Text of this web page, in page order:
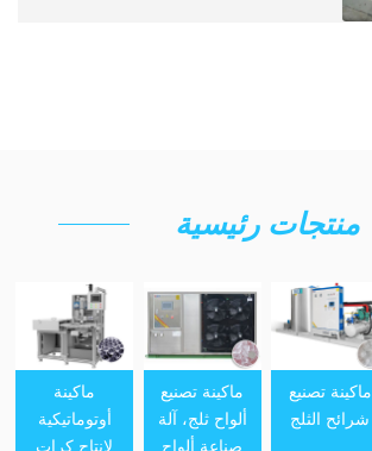
منتجات رئيسية
ماكينة تصنيع
شرائح الثلج
ماكينة تصنيع
ألواح ثلج، آلة
صناعة ألواح
ماكينة
أوتوماتيكية
لإنتاج كرات